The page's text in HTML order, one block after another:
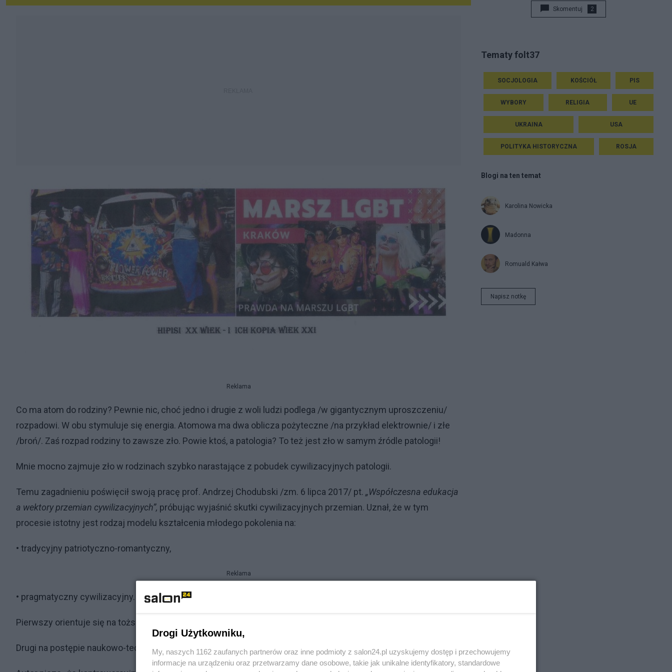
Reklama
Co ma atom do rodziny? Pewnie nic, choć jedno i drugie z woli ludzi podlega /w gigantycznym uproszczeniu/
rozpadowi. W obu stymuluje się energia. Atomowa ma dwa oblicza pożyteczne /na przykład elektrownie/ i złe
/broń/. Zaś rozpad rodziny to zawsze zło. Powie ktoś, a patologia? To też jest zło w samym źródle patologii!
Mnie mocno zajmuje zło w rodzinach szybko narastające z pobudek cywilizacyjnych patologii.
Temu zagadnieniu poświęcił swoją pracę prof. Andrzej Chodubski /zm. 6 lipca 2017/ pt. „Współczesna edukacja
a wektory przemian cywilizacyjnych”, próbując wyjaśnić skutki cywilizacyjnych przemian. Uznał, że w tym
procesie istotny jest rodzaj modelu kształcenia młodego pokolenia na:
• tradycyjny patriotyczno-romantyczny,
Reklama
• pragmatyczny cywilizacyjny.
Pierwszy orientuje się na tożsamości patriotyzmu lokalnego,
Drugi na postępie naukowo-technicznym, postaw i zachowań przyszłościowych.
Skomentuj 2
Tematy folt37
SOCJOLOGIA KOŚCIÓŁ PIS
WYBORY RELIGIA UE
UKRAINA USA
POLITYKA HISTORYCZNA ROSJA
Blogi na ten temat
Karolina Nowicka
Madonna
Romuald Kałwa
Napisz notkę
Drogi Użytkowniku,
My, naszych 1162 zaufanych partnerów oraz inne podmioty z salon24.pl uzyskujemy dostęp i przechowujemy
informacje na urządzeniu oraz przetwarzamy dane osobowe, takie jak unikalne identyfikatory, standardowe